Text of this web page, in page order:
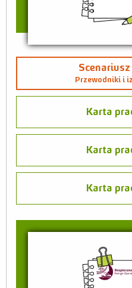
Przewodniki i
Karta
Karta
Karta